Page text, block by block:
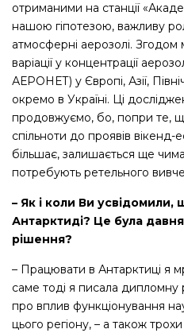
отриманими на станції
нашою гіпотезою, важливу
атмосферні аерозолі. Згодом
варіації у концентрації
АЕРОНЕТ) у Європі, Азії,
окремо в Україні. Ці
продовжуємо, бо, попри те, що
спільноти до проявів вікенд-
більшає, залишається ще
потребують ретельного
– Як і коли Ви усвідомили,
Антарктиді? Це була
рішення?
– Працювати в Антарктиці я
саме тоді я писала дипломну
про вплив функціонування
цього регіону, – а також